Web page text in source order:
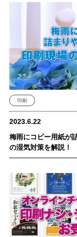
印刷
2023.6.22
梅雨にコピー用紙が
の湿気対策を解説！